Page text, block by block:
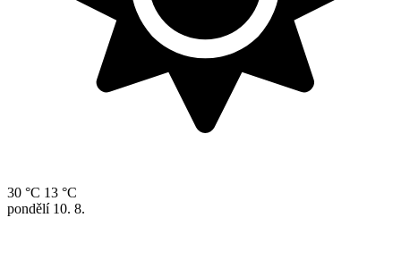
30 °C 13 °C
pondělí 10. 8.